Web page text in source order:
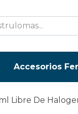
Accesorios
Libre De